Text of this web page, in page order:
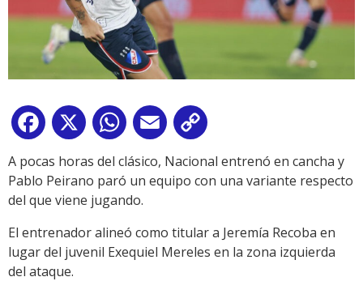
Facebook
X WhatsApp
Email
Link
A pocas horas del clásico, Nacional entrenó en cancha y
Pablo Peirano paró un equipo con una variante respecto
del que viene jugando.
El entrenador alineó como titular a Jeremía Recoba en
lugar del juvenil Exequiel Mereles en la zona izquierda
del ataque.